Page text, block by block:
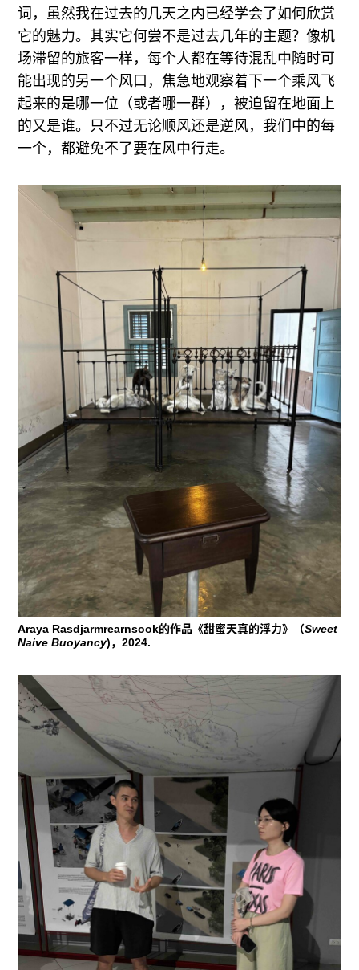
词，虽然我在过去的几天之内已经学会了如何欣赏
它的魅力。其实它何尝不是过去几年的主题？像机
场滞留的旅客一样，每个人都在等待混乱中随时可
能出现的另一个风口，焦急地观察着下一个乘风飞
起来的是哪一位（或者哪一群），被迫留在地面上
的又是谁。只不过无论顺风还是逆风，我们中的每
一个，都避免不了要在风中行走。
Araya Rasdjarmrearnsook的作品《甜蜜天真的浮力》（Sweet
Naive Buoyancy)，2024.